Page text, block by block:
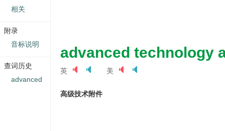
advanced technology
英 美
高级技术附件
相关
附录
音标说明
查词历史
advanced